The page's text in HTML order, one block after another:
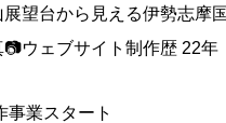
望台から見える伊勢志摩
ウェブサイト制作歴 22年
業スタート